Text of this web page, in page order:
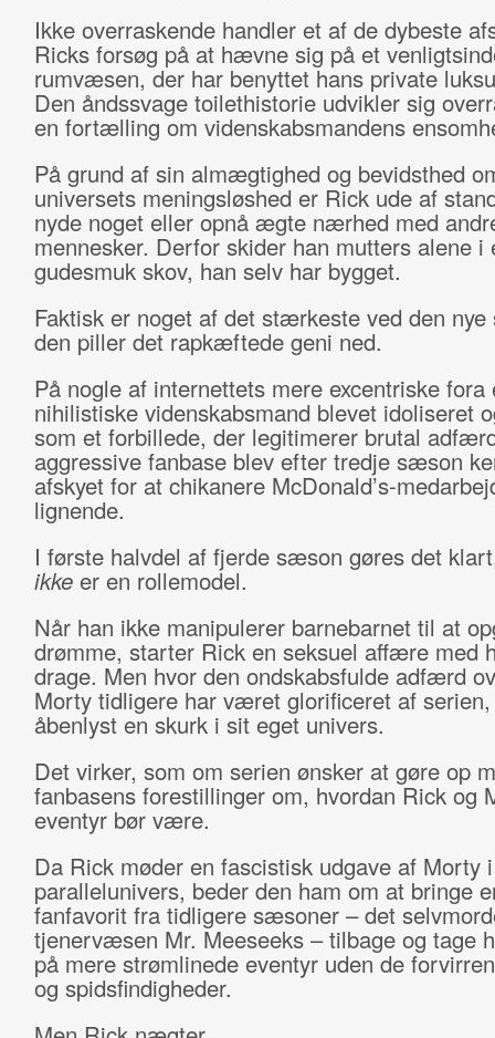
Ikke overraskende handler et af de dybeste
Ricks forsøg på at hævne sig på et
rumvæsen, der har benyttet hans private
Den åndssvage toilethistorie udvikler sig
en fortælling om videnskabsmandens
På grund af sin almægtighed og bevidsthed
universets meningsløshed er Rick ude af
nyde noget eller opnå ægte nærhed med
mennesker. Derfor skider han mutters alene i
gudesmuk skov, han selv har bygget.
Faktisk er noget af det stærkeste ved den
den piller det rapkæftede geni ned.
På nogle af internettets mere excentriske fora
nihilistiske videnskabsmand blevet idoliseret
som et forbillede, der legitimerer brutal
aggressive fanbase blev efter tredje sæson
afskyet for at chikanere McDonald’s-
lignende.
I første halvdel af fjerde sæson gøres det
ikkeer en rollemodel.
Når han ikke manipulerer barnebarnet til at
drømme, starter Rick en seksuel affære med
drage. Men hvor den ondskabsfulde adfærd
Morty tidligere har været glorificeret af
åbenlyst en skurk i sit eget univers.
Det virker, som om serien ønsker at gøre op
fanbasens forestillinger om, hvordan Rick og
eventyr bør være.
Da Rick møder en fascistisk udgave af Morty
parallelunivers, beder den ham om at bringe
fanfavorit fra tidligere sæsoner – det
tjenervæsen Mr. Meeseeks – tilbage og tage
på mere strømlinede eventyr uden de
og spidsfindigheder.